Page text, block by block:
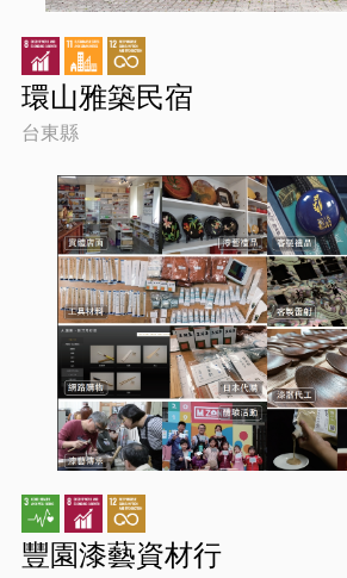
環山雅築民宿
台東縣
豐園漆藝資材行